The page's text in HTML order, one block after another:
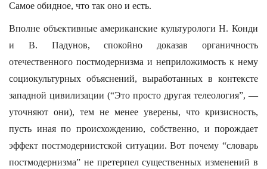
Самое обидное, что так оно и есть.
Вполне объективные американские культурологи Н. Конди
и В. Падунов, спокойно доказав органичность
отечественного постмодернизма и неприложимость к нему
социокультурных объяснений, выработанных в контексте
западной цивилизации (“Это просто другая телеология”, —
уточняют они), тем не менее уверены, что кризисность,
пусть иная по происхождению, собственно, и порождает
эффект постмодернистской ситуации. Вот почему “словарь
постмодернизма” не претерпел существенных изменений в